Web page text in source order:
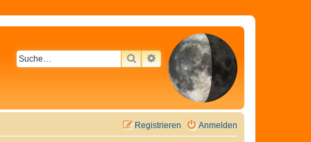
SUCHEERWEITERTE SUCHE
Anmelden
Registrieren